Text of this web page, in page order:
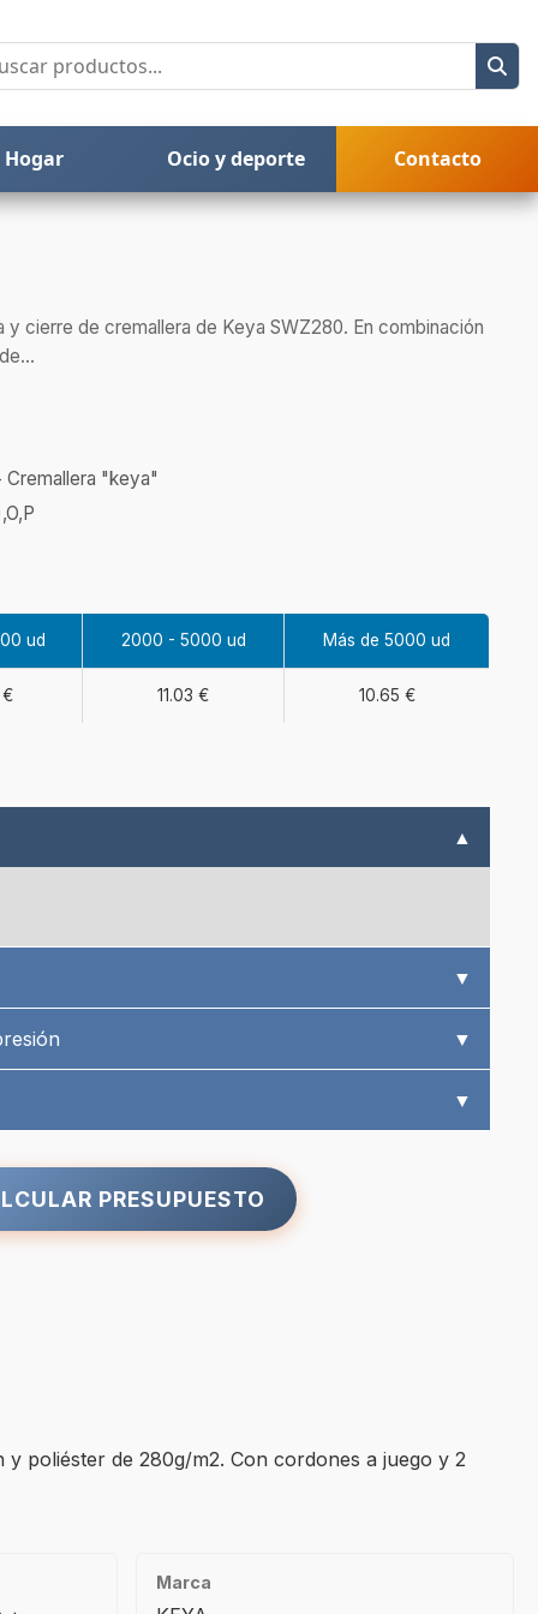
Hogar Ocio y deporte Contacto
y cierre de cremallera de Keya SWZ280. En combinación
Cremallera "keya"
ud 2000 - 5000 ud Más de 5000 ud
€ 11.03 € 10.65 €
▲
▼
▼
▼
PRESUPUESTO
poliéster de 280g/m2. Con cordones a juego y 2
Marca